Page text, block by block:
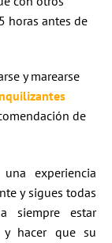
horas antes de
y marearse
de
experiencia
y sigues todas
siempre estar
hacer que su